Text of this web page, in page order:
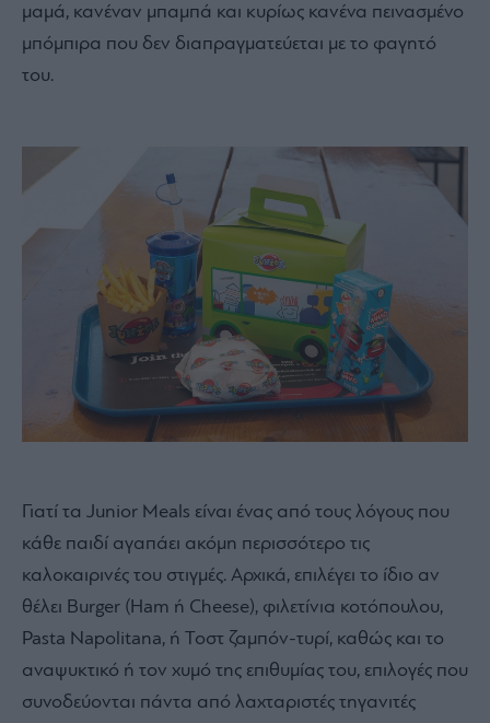
μαμά, κανέναν μπαμπά και κυρίως κανένα πεινασμένο
μπόμπιρα που δεν διαπραγματεύεται με το φαγητό
του.
Γιατί τα Junior Meals είναι ένας από τους λόγους που
κάθε παιδί αγαπάει ακόμη περισσότερο τις
καλοκαιρινές του στιγμές. Αρχικά, επιλέγει το ίδιο αν
θέλει Burger (Ham ή Cheese), φιλετίνια κοτόπουλου,
Pasta Napolitana, ή Τοστ ζαμπόν-τυρί, καθώς και το
αναψυκτικό ή τον χυμό της επιθυμίας του, επιλογές που
συνοδεύονται πάντα από λαχταριστές τηγανιτές